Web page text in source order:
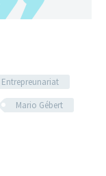
Entrepreunariat
Mario Gébert